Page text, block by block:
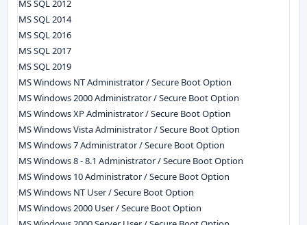
MS SQL 2012
MS SQL 2014
MS SQL 2016
MS SQL 2017
MS SQL 2019
MS Windows NT Administrator / Secure Boot Option
MS Windows 2000 Administrator / Secure Boot Option
MS Windows XP Administrator / Secure Boot Option
MS Windows Vista Administrator / Secure Boot Option
MS Windows 7 Administrator / Secure Boot Option
MS Windows 8 - 8.1 Administrator / Secure Boot Option
MS Windows 10 Administrator / Secure Boot Option
MS Windows NT User / Secure Boot Option
MS Windows 2000 User / Secure Boot Option